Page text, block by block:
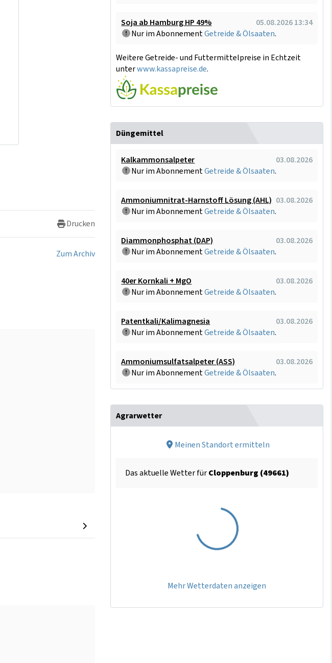
Drucken
Zum Archiv
Soja ab Hamburg HP 49%
05.08.2026 13:34
Nur im AbonnementGetreide & Ölsaaten.
Weitere Getreide- und Futtermittelpreise in Echtzeit
unterwww.kassapreise.de.
Düngemittel
Kalkammonsalpeter
03.08.2026
Nur im AbonnementGetreide & Ölsaaten.
Ammoniumnitrat-Harnstoff Lösung (AHL) 03.08.2026
Nur im AbonnementGetreide & Ölsaaten.
Diammonphosphat (DAP)
03.08.2026
Nur im AbonnementGetreide & Ölsaaten.
40er Kornkali + MgO
03.08.2026
Nur im AbonnementGetreide & Ölsaaten.
Patentkali/Kalimagnesia
03.08.2026
Nur im AbonnementGetreide & Ölsaaten.
Ammoniumsulfatsalpeter (ASS)
03.08.2026
Nur im AbonnementGetreide & Ölsaaten.
Agrarwetter
Meinen Standort ermitteln
Das aktuelle Wetter fürCloppenburg (49661)
Mehr Wetterdaten anzeigen